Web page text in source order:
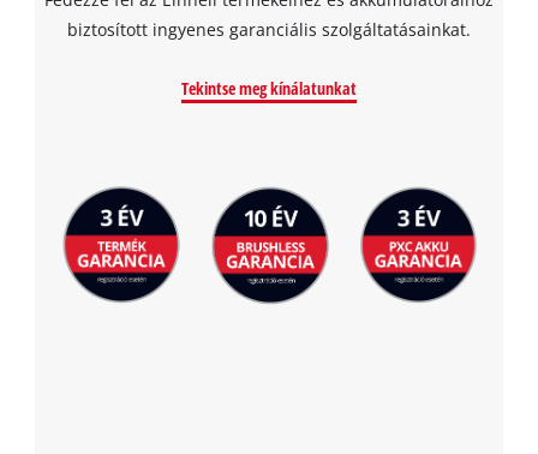
biztosított ingyenes garanciális szolgáltatásainkat.
Tekintse meg kínálatunkat